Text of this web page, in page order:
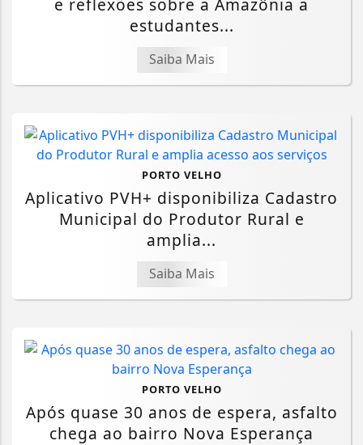
estudantes...
Saiba Mais
PORTO VELHO
Aplicativo PVH+ disponibiliza Cadastro
Municipal do Produtor Rural e
amplia...
Saiba Mais
PORTO VELHO
Após quase 30 anos de espera, asfalto
chega ao bairro Nova Esperança